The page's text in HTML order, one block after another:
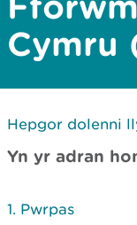
Cymru
Hepgor dolenni
Yn yr adran
Pwrpas